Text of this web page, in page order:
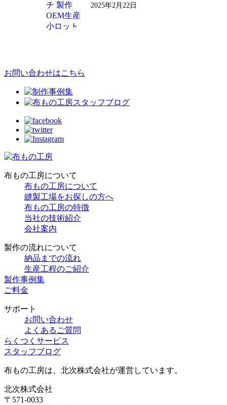
2025年2月22日
お問い合わせはこちら
布もの工房について
布もの工房について
縫製工場をお探しの方へ
布もの工房の特徴
当社の技術紹介
会社案内
製作の流れについて
納品までの流れ
生産工程のご紹介
製作事例集
ご料金
サポート
お問い合わせ
よくあるご質問
らくつくサービス
スタッフブログ
布もの工房は、北次株式会社が運営しています。
北次株式会社
〒571-0033